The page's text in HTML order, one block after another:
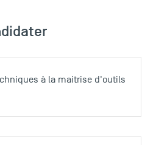
à la maitrise d'outils